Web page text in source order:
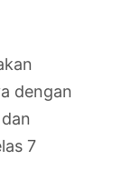
dengan
7